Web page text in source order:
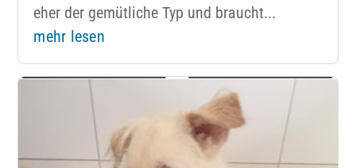
eher der gemütliche Typ und braucht...
mehr lesen